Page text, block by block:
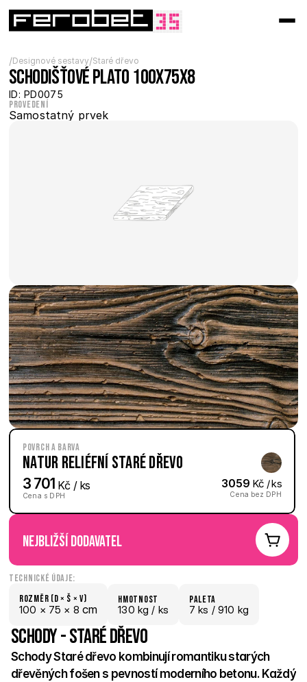
/Designové sestavy/Staré dřevo
Schodišťové plato 100x75x8
ID: PD0075
Provedení
Samostatný prvek
Povrch a barva
Natur reliéfní Staré dřevo
3 701 Kč / ks
Cena s DPH
3059 Kč / ks
Cena bez DPH
nejbližší dodavatel
Technické údaje:
Rozměr (D × š × V)
100 × 75 × 8 cm
hmotnost
130 kg / ks
paletA
7 ks / 910 kg
Schody - Staré dřevo
Schody Staré dřevo kombinují romantiku starých
dřevěných fošen s pevností moderního betonu. Každý